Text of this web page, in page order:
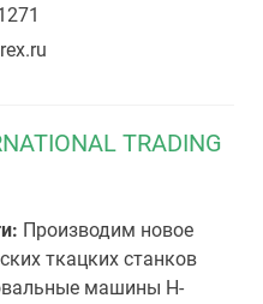
TRADING
Производим новое
ткацких станков
машины H-